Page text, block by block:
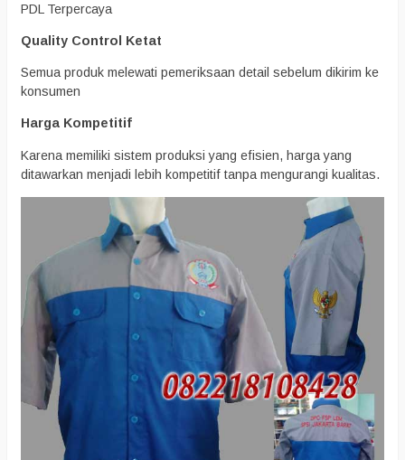
PDL Terpercaya
Quality Control Ketat
Semua produk melewati pemeriksaan detail sebelum dikirim ke
konsumen
Harga Kompetitif
Karena memiliki sistem produksi yang efisien, harga yang
ditawarkan menjadi lebih kompetitif tanpa mengurangi kualitas.